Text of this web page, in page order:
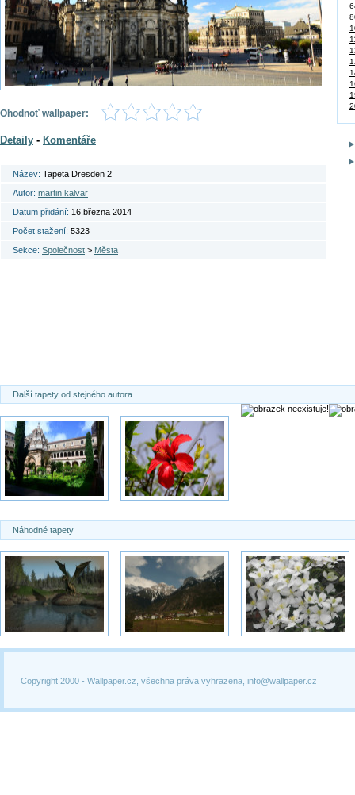
Ohodnoť wallpaper:
Detaily - Komentáře
Název: Tapeta Dresden 2
Autor: martin kalvar
Datum přidání: 16.března 2014
Počet stažení: 5323
Sekce: Společnost > Města
Další tapety od stejného autora
Náhodné tapety
Copyright 2000 - Wallpaper.cz, všechna práva vyhrazena, info@wallpaper.cz